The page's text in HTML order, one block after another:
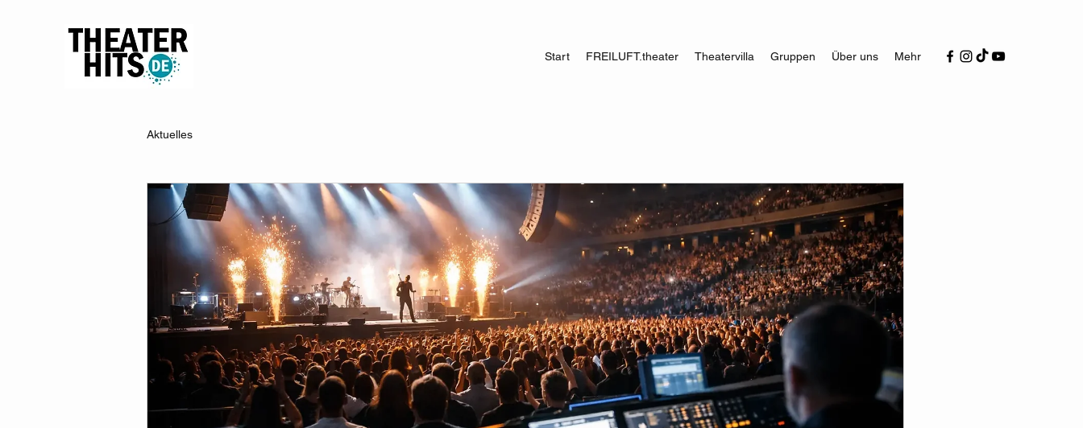
Start FREILUFT.theater Theatervilla Gruppen Über uns Mehr
Aktuelles